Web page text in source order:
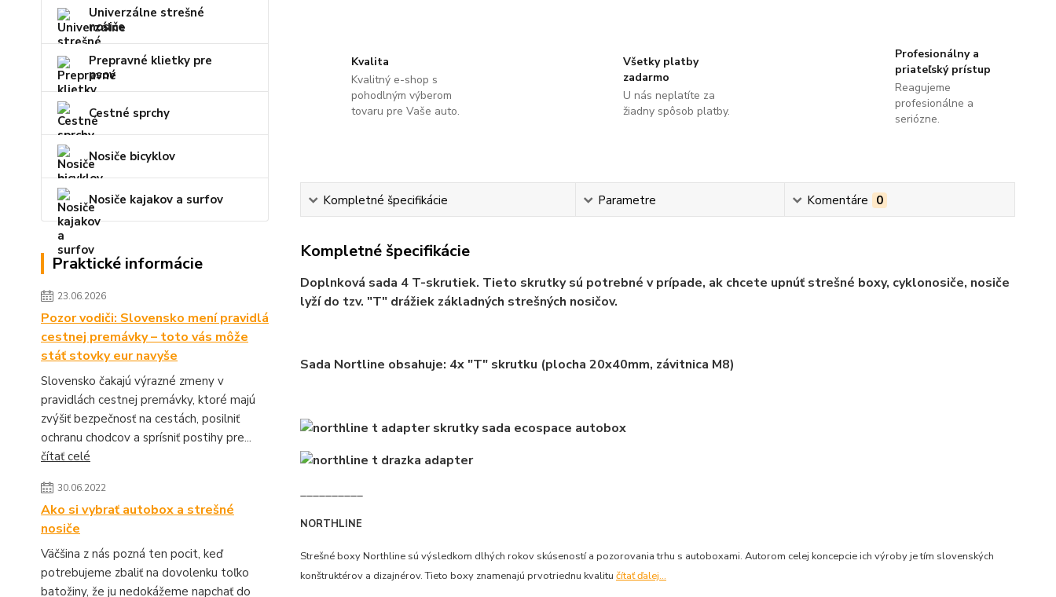
Univerzálne strešné
nosiče
Prepravné klietky pre
psov
Cestné sprchy
Nosiče bicyklov
Nosiče kajakov a surfov
Praktické informácie
23.06.2026
Pozor vodiči: Slovensko mení pravidlá
cestnej premávky – toto vás môže
stáť stovky eur navyše
Slovensko čakajú výrazné zmeny v
pravidlách cestnej premávky, ktoré majú
zvýšiť bezpečnosť na cestách, posilniť
ochranu chodcov a sprísniť postihy pre...
čítať celé
30.06.2022
Ako si vybrať autobox a strešné
nosiče
Väčšina z nás pozná ten pocit, keď
potrebujeme zbaliť na dovolenku toľko
batožiny, že ju nedokážeme napchať do
Kvalita
Kvalitný e-shop s
pohodlným výberom
tovaru pre Vaše auto.
Všetky platby
zadarmo
U nás neplatíte za
žiadny spôsob platby.
Profesionálny a
priateľský prístup
Reagujeme
profesionálne a
seriózne.
Kompletné špecifikácie Parametre Komentáre 0
Kompletné špecifikácie
Doplnková sada 4 T-skrutiek. Tieto skrutky sú potrebné v prípade, ak chcete upnúť strešné boxy, cyklonosiče, nosiče
lyží do tzv. "T" drážiek základných strešných nosičov.
Sada Nortline obsahuje: 4x "T" skrutku (plocha 20x40mm, závitnica M8)
__________
NORTHLINE
Strešné boxy Northline sú výsledkom dlhých rokov skúseností a pozorovania trhu s autoboxami. Autorom celej koncepcie ich výroby je tím slovenských
konštruktérov a dizajnérov. Tieto boxy znamenajú prvotriednu kvalitu čítať ďalej...